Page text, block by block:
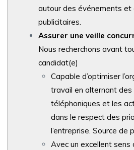
autour des événements et
publicitaires.
Assurer une veille
Nous recherchons avant
candidat(e)
Capable d’optimiser
travail en alternant
téléphoniques et les
dans le respect des
l’entreprise. Source de
Avec un excellent sens